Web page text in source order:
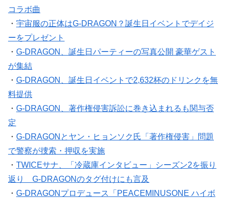
コラボ曲
・ 宇宙服の正体はG-DRAGON？誕生日イベントでデイジ
ーをプレゼント
・ G-DRAGON、誕生日パーティーの写真公開 豪華ゲスト
が集結
・ G-DRAGON、誕生日イベントで2,632杯のドリンクを無
料提供
・ G-DRAGON、著作権侵害訴訟に巻き込まれるも関与否
定
・ G-DRAGONとヤン・ヒョンソク氏「著作権侵害」問題
で警察が捜索・押収を実施
・ TWICEサナ、「冷蔵庫インタビュー」シーズン2を振り
返り G-DRAGONのタグ付けにも言及
・ G-DRAGONプロデュース「PEACEMINUSONE ハイボ